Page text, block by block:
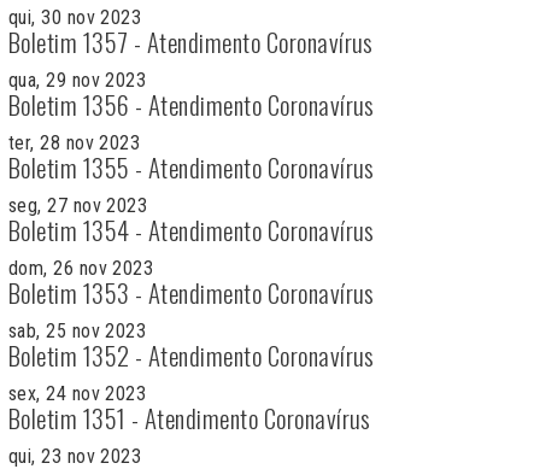
qui, 30 nov 2023
Boletim 1357 - Atendimento Coronavírus
qua, 29 nov 2023
Boletim 1356 - Atendimento Coronavírus
ter, 28 nov 2023
Boletim 1355 - Atendimento Coronavírus
seg, 27 nov 2023
Boletim 1354 - Atendimento Coronavírus
dom, 26 nov 2023
Boletim 1353 - Atendimento Coronavírus
sab, 25 nov 2023
Boletim 1352 - Atendimento Coronavírus
sex, 24 nov 2023
Boletim 1351 - Atendimento Coronavírus
qui, 23 nov 2023